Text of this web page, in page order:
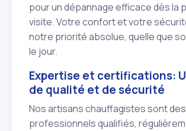
pour un dépannage efficace dès la
visite. Votre confort et votre
notre priorité absolue, quelle que
le jour.
Expertise et certifications:
de qualité et de sécurité
Nos artisans chauffagistes sont des
professionnels qualifiés,